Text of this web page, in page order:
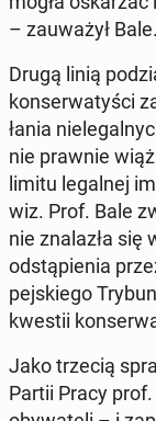
– za­uwa­żył Bale.
Drugą linią
kon­ser­wa­ty­ści
ła­nia
nie prawnie
limitu le­gal­nej
wiz. Prof. Bale
nie zna­la­zła się
od­stą­pie­nia
pej­skie­go
kwestii
Jako trzecią
Partii Pracy